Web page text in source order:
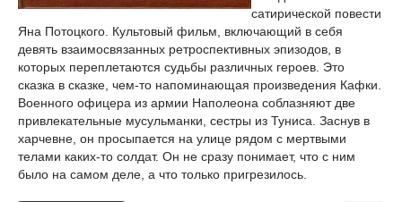
сатирической повести
Яна Потоцкого. Культовый фильм, включающий в себя
девять взаимосвязанных ретроспективных эпизодов, в
которых переплетаются судьбы различных героев. Это
сказка в сказке, чем-то напоминающая произведения Кафки.
Военного офицера из армии Наполеона соблазняют две
привлекательные мусульманки, сестры из Туниса. Заснув в
харчевне, он просыпается на улице рядом с мертвыми
телами каких-то солдат. Он не сразу понимает, что с ним
было на самом деле, а что только пригрезилось.